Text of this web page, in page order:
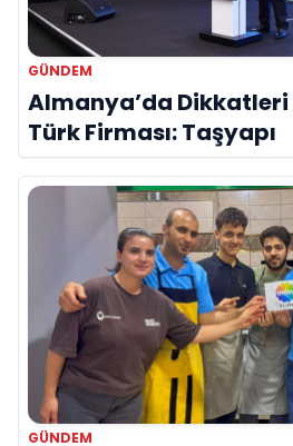
GÜNDEM
Almanya’da Dikkatleri
Türk Firması: Taşyapı
GÜNDEM